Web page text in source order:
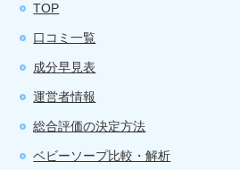
TOP
口コミ一覧
成分早見表
運営者情報
総合評価の決定方法
ベビーソープ比較・解析